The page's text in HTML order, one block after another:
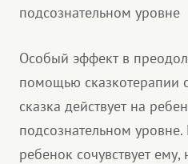
подсознательном уровне
Особый эффект в
помощью сказкотерапии
сказка действует на
подсознательном
ребенок сочувствует ему,